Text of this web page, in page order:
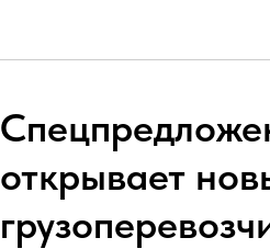
открывает